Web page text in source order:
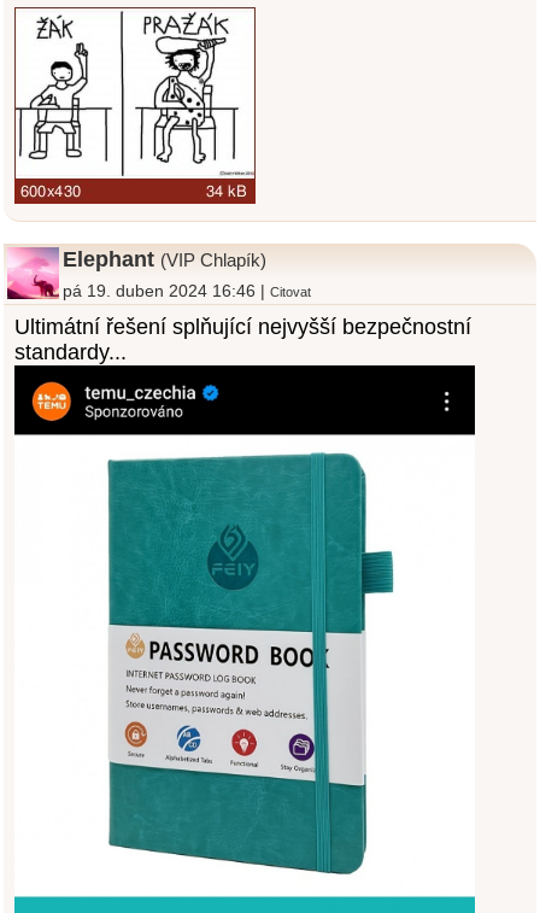
Elephant (VIP Chlapík)
pá 19. duben 2024 16:46 |Citovat
Ultimátní řešení splňující nejvyšší bezpečnostní
standardy...